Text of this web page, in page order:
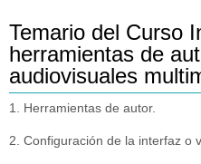
Temario del Curso
herramientas de
audiovisuales
1. Herramientas de autor.
2. Configuración de la interfaz o